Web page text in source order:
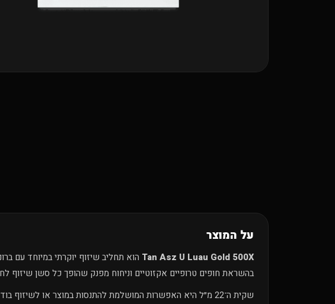
על המוצר
Tan Asz U Luau Gold 500X
בהשראת חופים טרופיים אקזוטיים וניחוח מפנק שהופך כל סשן שיזוף
שקית ה־22 מ״ל היא האפשרות המושלמת להתנסות במוצר או